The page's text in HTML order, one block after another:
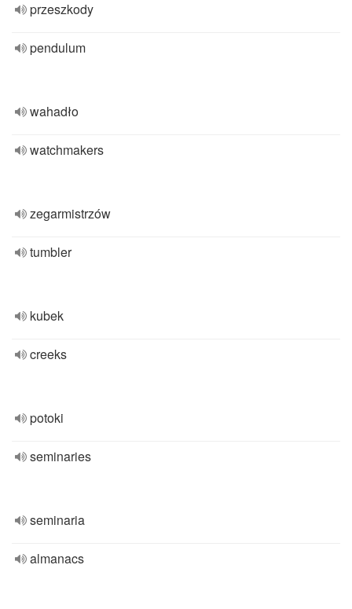
przeszkody
pendulum
wahadło
watchmakers
zegarmistrzów
tumbler
kubek
creeks
potoki
seminaries
seminaria
almanacs